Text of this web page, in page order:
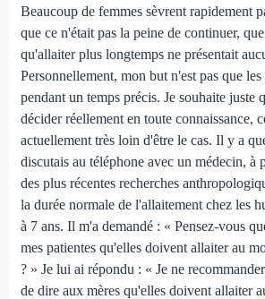
Beaucoup de femmes sèvrent rapidement
que ce n'était pas la peine de continuer,
qu'allaiter plus longtemps ne présentait
Personnellement, mon but n'est pas que
pendant un temps précis. Je souhaite juste
décider réellement en toute connaissance,
actuellement très loin d'être le cas. Il y a
discutais au téléphone avec un médecin, à
des plus récentes recherches
la durée normale de l'allaitement chez les
à 7 ans. Il m'a demandé : « Pensez-vous
mes patientes qu'elles doivent allaiter au
? » Je lui ai répondu : « Je ne
de dire aux mères qu'elles doivent allaiter